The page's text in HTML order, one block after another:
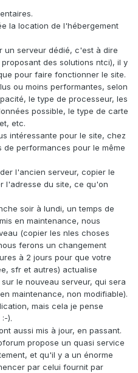
la location de l'hébergement
un serveur dédié, c'est à dire
des solutions ntci), il y
pour faire fonctionner le site.
ou moins performantes, selon
le type de processeur, les
possible, le type de carte
etc.
intéressante pour le site, chez
de performances pour le même
l'ancien serveur, copier le
l'adresse du site, ce qu'on
soir à lundi, un temps de
en maintenance, nous
(copier les nles choses
ferons un changement
à 2 jours pour que votre
sfr et autres) actualise
le nouveau serveur, qui sera
maintenance, non modifiable).
mais cela je pense
).
aussi mis à jour, en passant.
propose un quasi service
et qu'il y a un énorme
par celui fournit par